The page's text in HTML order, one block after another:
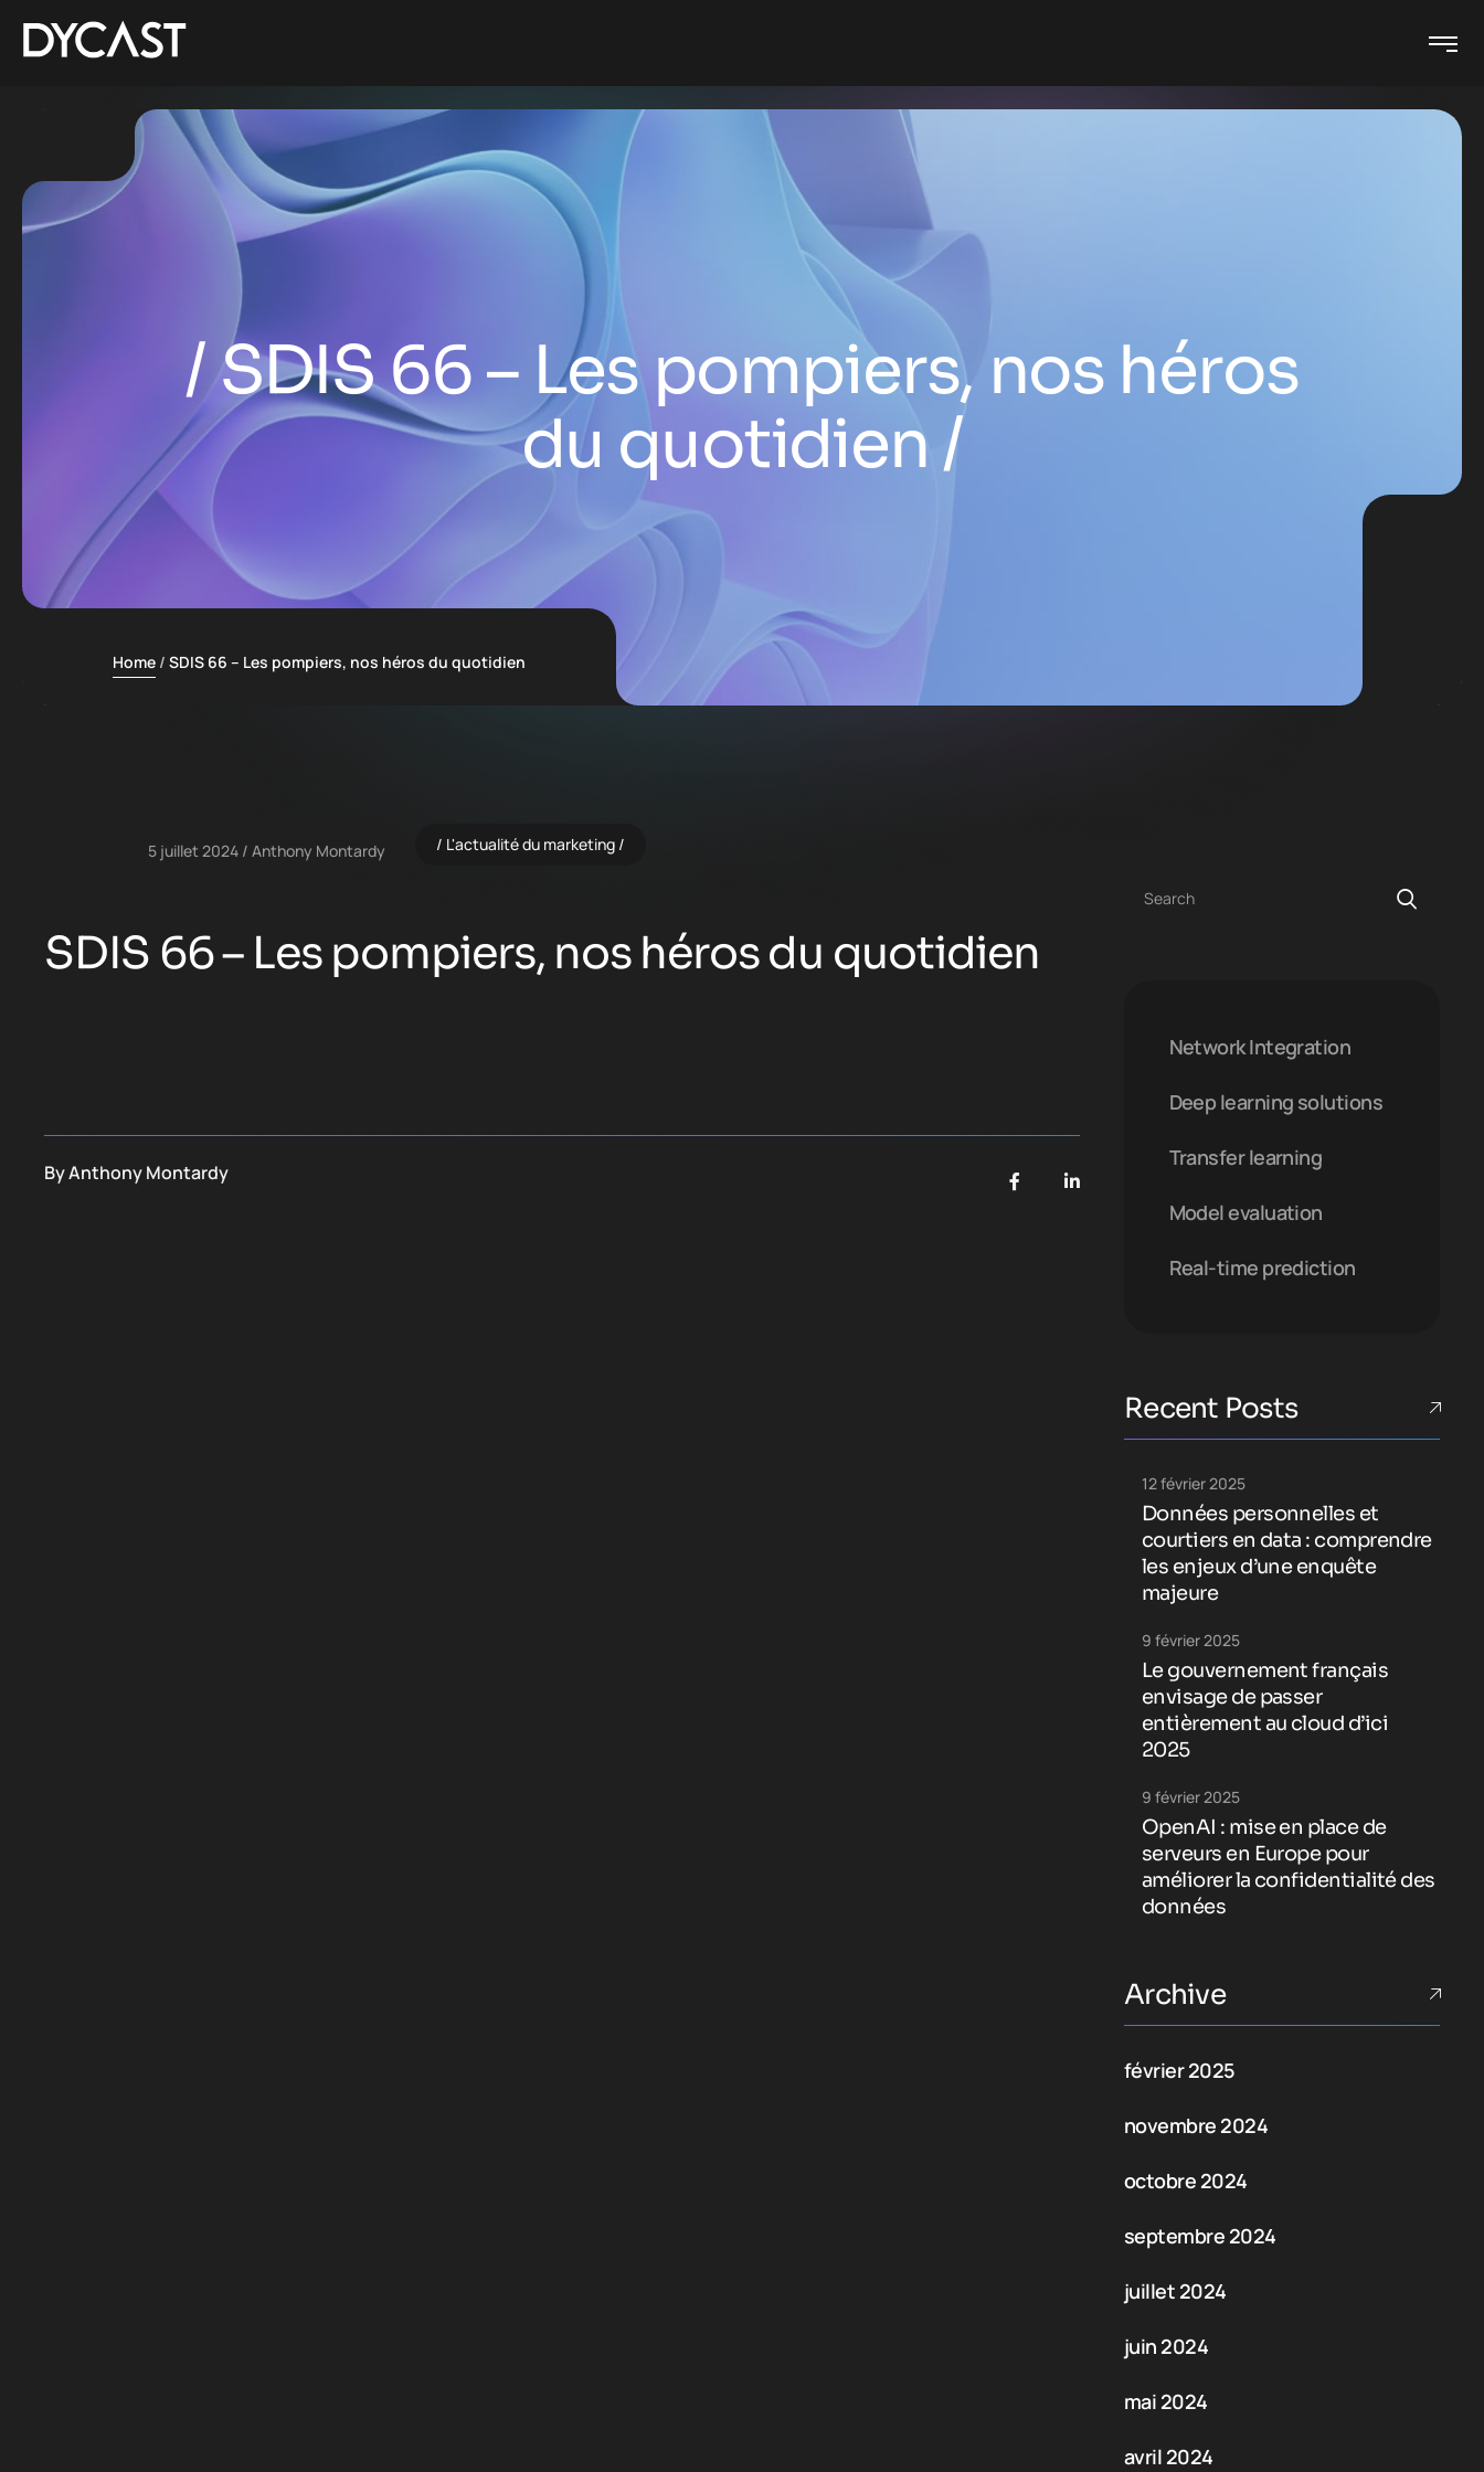
SDIS 66 – Les pompiers, nos héros
du quotidien
Home SDIS 66 – Les pompiers, nos héros du quotidien
5 juillet 2024 Anthony Montardy L'actualité du marketing
SDIS 66 – Les pompiers, nos héros du quotidien
ByAnthony Montardy
Search
Network Integration
Deep learning solutions
Transfer learning
Model evaluation
Real-time prediction
Recent Posts
Données personnelles et
courtiers en data : comprendre
les enjeux d’une enquête
majeure
12 février 2025
Le gouvernement français
envisage de passer
entièrement au cloud d’ici
2025
9 février 2025
OpenAI : mise en place de
serveurs en Europe pour
améliorer la confidentialité des
données
9 février 2025
Archive
février 2025
novembre 2024
octobre 2024
septembre 2024
juillet 2024
juin 2024
mai 2024
avril 2024